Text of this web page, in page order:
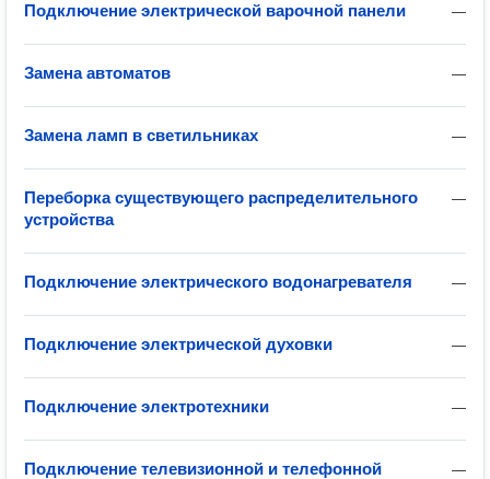
—
Подключение электрической варочной панели
—
Замена автоматов
—
Замена ламп в светильниках
—
Переборка существующего распределительного
устройства
—
Подключение электрического водонагревателя
—
Подключение электрической духовки
—
Подключение электротехники
—
Подключение телевизионной и телефонной